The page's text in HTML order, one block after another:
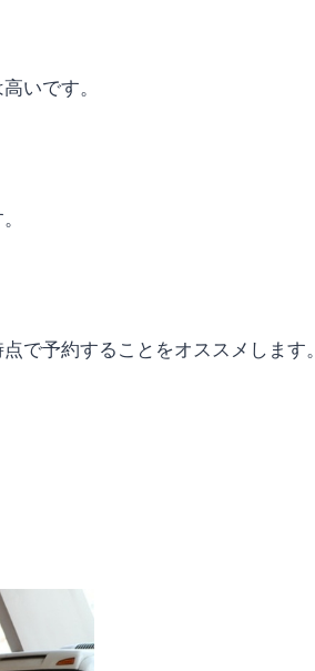
いです。
で予約することをオススメします。